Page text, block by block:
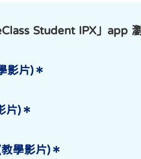
Student IPX」app
影片)＊
片)＊
學影片)＊